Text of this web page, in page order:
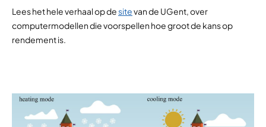
Lees het hele verhaal op desitevan de UGent, over
computermodellen die voorspellen hoe groot de kans op
rendement is.